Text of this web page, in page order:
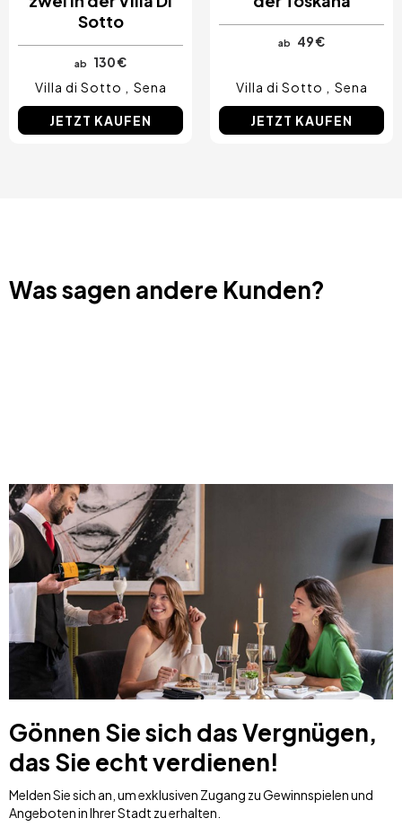
Sotto
ab
130 €
Villa di Sotto
Sena
JETZT KAUFEN
ab 49 €
Villa di Sotto Sena
JETZT KAUFEN
Was sagen andere Kunden?
Gönnen Sie sich das Vergnügen,
das Sie echt verdienen!
Melden Sie sich an, um exklusiven Zugang zu Gewinnspielen und
Angeboten in Ihrer Stadt zu erhalten.